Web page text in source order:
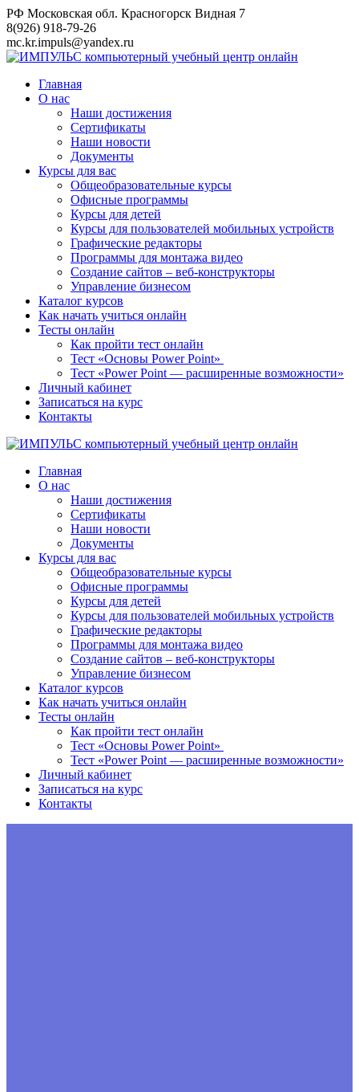
Перейти
к
контенту
РФ Московская обл. Красногорск Видная 7
8(926) 918-79-26
mc.kr.impuls@yandex.ru
Главная
О нас
Наши достижения
Сертификаты
Наши новости
Документы
Курсы для вас
Общеобразовательные курсы
Офисные программы
Курсы для детей
Курсы для пользователей мобильных устройств
Графические редакторы
Программы для монтажа видео
Создание сайтов – веб-конструкторы
Управление бизнесом
Каталог курсов
Как начать учиться онлайн
Тесты онлайн
Как пройти тест онлайн
Тест «Основы Power Point»
Тест «Power Point — расширенные возможности»
Личный кабинет
Записаться на курс
Контакты
Главная
О нас
Наши достижения
Сертификаты
Наши новости
Документы
Курсы для вас
Общеобразовательные курсы
Офисные программы
Курсы для детей
Курсы для пользователей мобильных устройств
Графические редакторы
Программы для монтажа видео
Создание сайтов – веб-конструкторы
Управление бизнесом
Каталог курсов
Как начать учиться онлайн
Тесты онлайн
Как пройти тест онлайн
Тест «Основы Power Point»
Тест «Power Point — расширенные возможности»
Личный кабинет
Записаться на курс
Контакты